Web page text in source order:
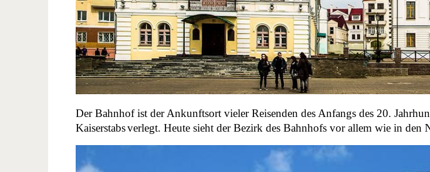
Der Bahnhof ist der Ankunftsort vieler Reisenden des Anfangs des 20.
Kaiserstabsverlegt. Heute sieht der Bezirk des Bahnhofs vor allem wie in den